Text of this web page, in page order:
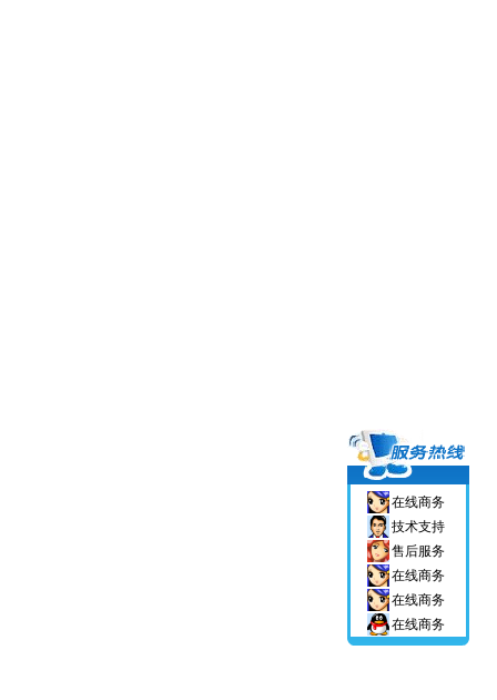
在线商务
技术支持
售后服务
在线商务
在线商务
在线商务